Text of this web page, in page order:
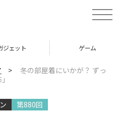
t
o
v
ジェット ゲーム
>
冬の部屋着にいかが？ ずっ
第880回